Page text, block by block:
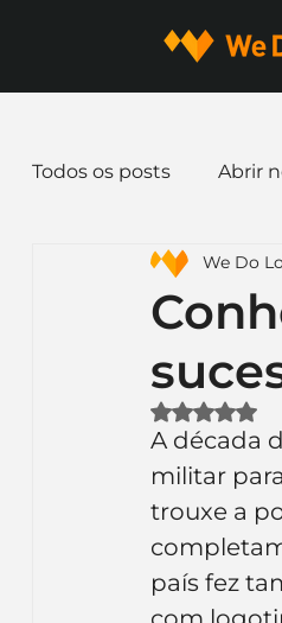
Todos os posts Abrir
Dicas de Marketing
Identidade Visual
Inteligência Artificial
We Do
Avaliado
A década
militar
trouxe a
país fez